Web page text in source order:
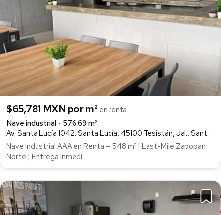
$65,781 MXN por m² en renta
Nave industrial
576.69 m²
Av. Santa Lucía 1042, Santa Lucía, 45100 Tesistán, Jal., Santa Lucia, Zapopan
Nave Industrial AAA en Renta — 548 m² | Last-Mile Zapopan
Norte | Entrega Inmedi